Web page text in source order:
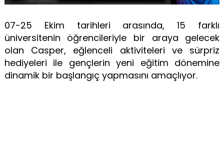
07-25 Ekim tarihleri arasında, 15 farklı
üniversitenin öğrencileriyle bir araya gelecek
olan Casper, eğlenceli aktiviteleri ve sürpriz
hediyeleri ile gençlerin yeni eğitim dönemine
dinamik bir başlangıç yapmasını amaçlıyor.